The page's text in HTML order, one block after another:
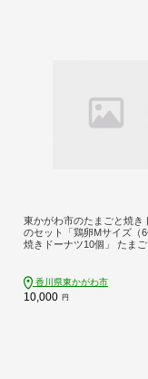
東かがわ市のたまごと焼き
のセット「鶏卵Mサイズ（6
焼きドーナツ10個」 たまご
香川県東かがわ市
10,000 円